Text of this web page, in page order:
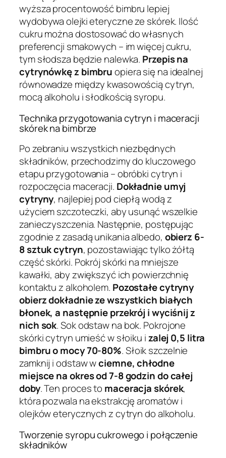
wyższa procentowość bimbru lepiej
wydobywa olejki eteryczne ze skórek. Ilość
cukru można dostosować do własnych
preferencji smakowych – im więcej cukru,
tym słodsza będzie nalewka. Przepis na
cytrynówkę z bimbruopiera się na idealnej
równowadze między kwasowością cytryn,
mocą alkoholu i słodkością syropu.
Technika przygotowania cytryn i maceracji
skórek na bimbrze
Po zebraniu wszystkich niezbędnych
składników, przechodzimy do kluczowego
etapu przygotowania – obróbki cytryn i
rozpoczęcia maceracji. Dokładnie umyj
cytryny, najlepiej pod ciepłą wodą z
użyciem szczoteczki, aby usunąć wszelkie
zanieczyszczenia. Następnie, postępując
zgodnie z zasadą unikania albedo, obierz 6-
8 sztuk cytryn, pozostawiając tylko żółtą
część skórki. Pokrój skórki na mniejsze
kawałki, aby zwiększyć ich powierzchnię
kontaktu z alkoholem. Pozostałe cytryny
obierz dokładnie ze wszystkich białych
błonek, a następnie przekrój i wyciśnij z
nich sok. Sok odstaw na bok. Pokrojone
skórki cytryn umieść w słoiku izalej 0,5 litra
bimbru o mocy 70-80%. Słoik szczelnie
zamknij i odstaw wciemne, chłodne
miejsce na okres od 7-8 godzin do całej
doby. Ten proces to maceracja skórek,
która pozwala na ekstrakcję aromatów i
olejków eterycznych z cytryn do alkoholu.
Tworzenie syropu cukrowego i połączenie
składników